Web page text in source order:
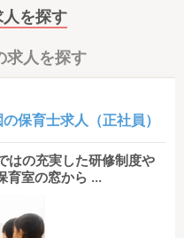
を探す
求人を探す
保育士求人（正社員）
はの充実した研修制度や
育室の窓から ...